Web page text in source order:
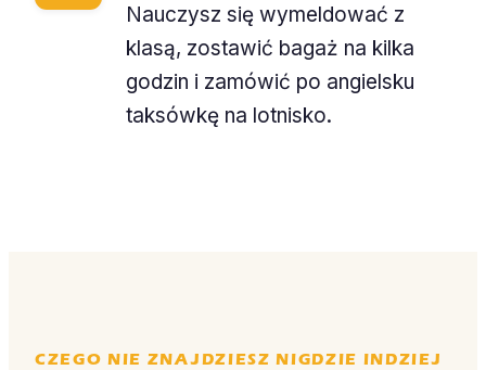
Nauczysz się wymeldować z
klasą, zostawić bagaż na kilka
godzin i zamówić po angielsku
taksówkę na lotnisko.
CZEGO NIE ZNAJDZIESZ NIGDZIE INDZIEJ